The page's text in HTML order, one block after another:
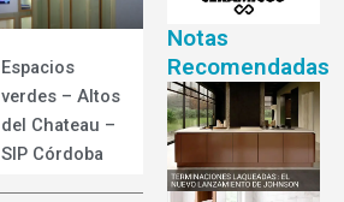
Espacios
verdes – Altos
del Chateau –
SIP Córdoba
Notas
Recomendadas